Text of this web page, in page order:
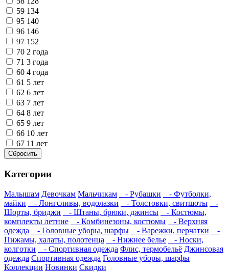
59 134
95 140
96 146
97 152
70 2 года
71 3 года
60 4 года
61 5 лет
62 6 лет
63 7 лет
64 8 лет
65 9 лет
66 10 лет
67 11 лет
Категории
Малышам Девочкам Мальчикам - Рубашки
- Футболки,
майки
- Лонгсливы, водолазки - Толстовки, свитшоты
-
Шорты, бриджи
- Штаны, брюки, джинсы
- Костюмы,
комплекты летние
- Комбинезоны, костюмы
- Верхняя
одежда
- Головные уборы, шарфы - Варежки, перчатки
-
Пижамы, халаты, полотенца
- Нижнее белье
- Носки,
колготки
- Спортивная одежда Флис, термобельё Джинсовая
одежда Спортивная одежда Головные уборы, шарфы
Коллекции Новинки Скидки